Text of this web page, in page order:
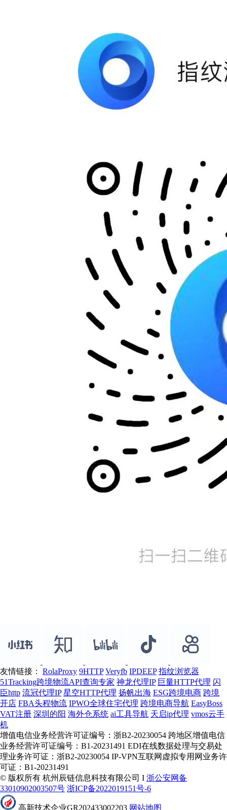
友情链接： RolaProxy 9HTTP Veryfb IPDEEP 指纹浏览器
51Tracking跨境物流API查询专家 神龙代理IP 巨量HTTP代理 闪
臣http 流冠代理IP 星空HTTP代理 扬帆出海 ESG跨境电商 跨境
开店 FBA头程物流 IPWO全球住宅代理 跨境电商导航 EasyBoss
VAT注册 深圳的阳 海外仓系统 ai工具导航 天启ip代理 vmos云手
机
增值电信业务经营许可证编号：浙B2-20230054 跨地区增值电信
业务经营许可证编号：B1-20231491 EDI在线数据处理与交易处
理业务许可证：浙B2-20230054 IP-VPN互联网虚拟专用网业务许
可证：B1-20231491
© 版权所有 杭州辰链信息科技有限公司 I 浙公安网备
33010902003507号 浙ICP备2022019151号-6
高新技术企业GR202433002203 网站地图